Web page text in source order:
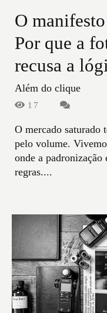
O
Por que a
recusa a
Além do clique
17
O mercado saturado
pelo volume.
onde a padronização
regras....